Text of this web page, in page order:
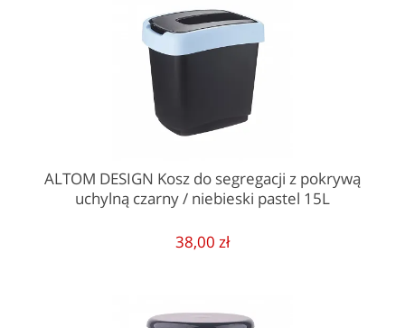
ALTOM DESIGN Kosz do segregacji z pokrywą
uchylną czarny / niebieski pastel 15L
38,00 zł